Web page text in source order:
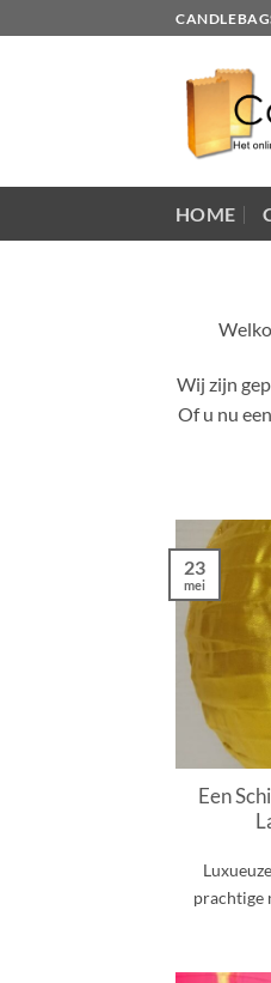
to
HOME
Wij zijn
Of u nu
Een
prachtige
23
mei